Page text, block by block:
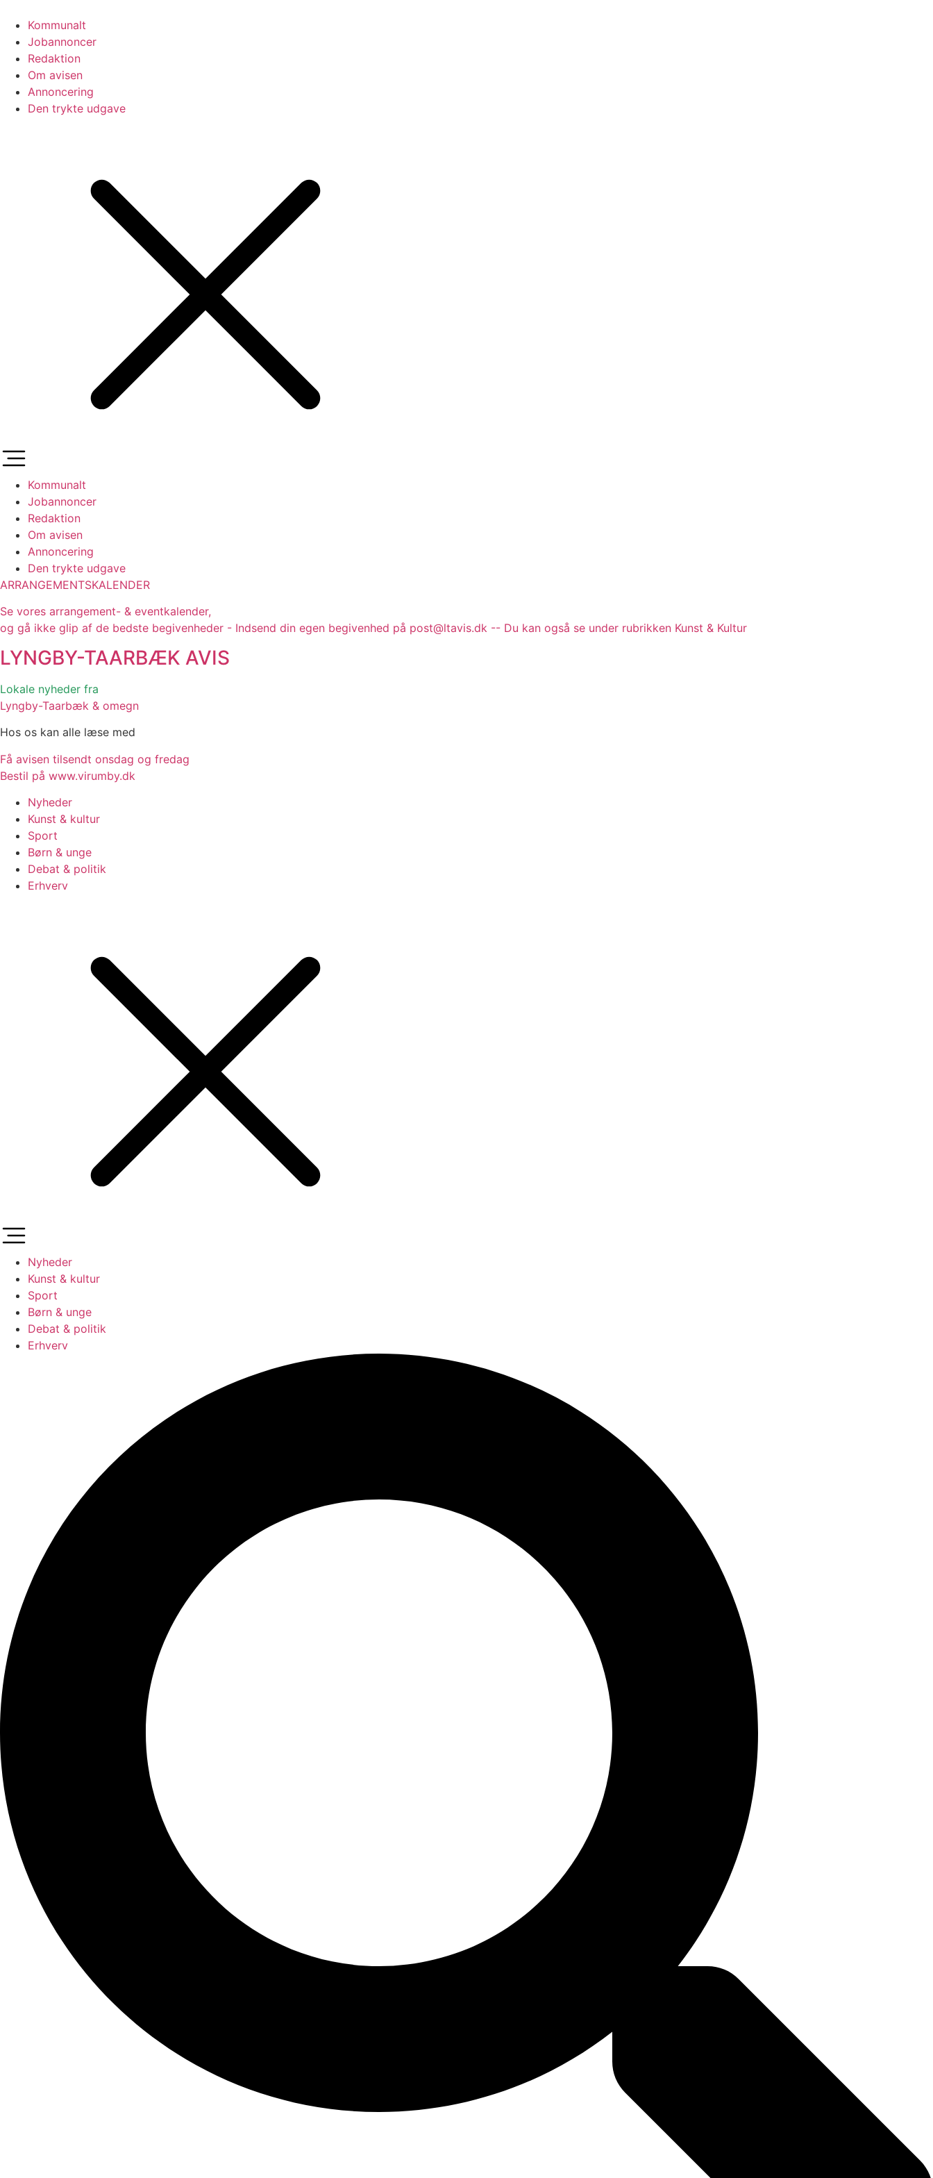
indhold
Kommunalt
Jobannoncer
Redaktion
Om avisen
Annoncering
Den trykte udgave
Kommunalt
Jobannoncer
Redaktion
Om avisen
Annoncering
Den trykte udgave
ARRANGEMENTSKALENDER
Se vores arrangement- & eventkalender,
og gå ikke glip af de bedste begivenheder - Indsend din egen begivenhed på post@ltavis.dk -- Du kan også se under rubrikken Kunst & Kultur
LYNGBY-TAARBÆK AVIS
Lokale nyheder fra
Lyngby-Taarbæk & omegn
Hos os kan alle læse med
Få avisen tilsendt onsdag og fredag
Bestil på www.virumby.dk
Nyheder
Kunst & kultur
Sport
Børn & unge
Debat & politik
Erhverv
Nyheder
Kunst & kultur
Sport
Børn & unge
Debat & politik
Erhverv